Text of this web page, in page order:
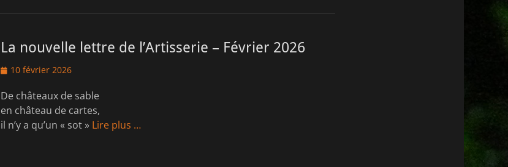
La nouvelle lettre de l’Artisserie – Février 2026
Posted
10 février 2026
De châteaux de sable
en château de cartes,
il n’y a qu’un « sot » Lire plus …